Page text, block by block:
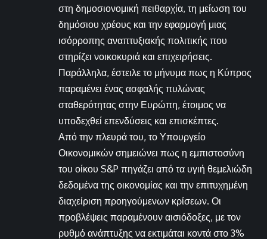
στη δημοσιονομική πειθαρχία, τη μείωση του
δημόσιου χρέους και την εφαρμογή μιας
ισόρροπης αναπτυξιακής πολιτικής που
στηρίζει νοικοκυριά και επιχειρήσεις.
Παράλληλα, έστειλε το μήνυμα πως η Κύπρος
παραμένει ένας ασφαλής πυλώνας
σταθερότητας στην Ευρώπη, έτοιμος να
υποδεχθεί επενδύσεις και επισκέπτες.
Από την πλευρά του, το Υπουργείο
Οικονομικών σημειώνει πως η εμπιστοσύνη
του οίκου S&P πηγάζει από τα υγιή θεμελιώδη
δεδομένα της οικονομίας και την επιτυχημένη
διαχείριση προηγούμενων κρίσεων. Οι
προβλέψεις παραμένουν αισιόδοξες, με τον
ρυθμό ανάπτυξης να εκτιμάται κοντά στο 3%